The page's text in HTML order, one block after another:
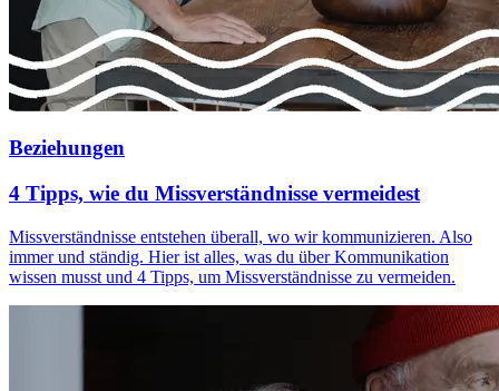
Beziehungen
4 Tipps, wie du Missverständnisse vermeidest
Missverständnisse entstehen überall, wo wir kommunizieren. Also
immer und ständig. Hier ist alles, was du über Kommunikation
wissen musst und 4 Tipps, um Missverständnisse zu vermeiden.